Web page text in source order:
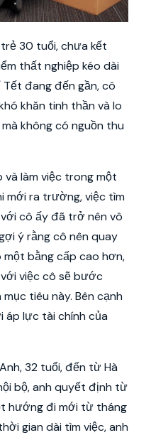
30 tuổi, chưa kết
thất nghiệp kéo dài
đang đến gần, cô
khăn tinh thần và lo
không có nguồn thu
và làm việc trong một
mới ra trường, việc tìm
cô ấy đã trở nên vô
ý rằng cô nên quay
bằng cấp cao hơn,
việc cô sẽ bước
tiêu này. Bên cạnh
áp lực tài chính của
32 tuổi, đến từ Hà
bộ, anh quyết định từ
hướng đi mới từ tháng
gian dài tìm việc, anh